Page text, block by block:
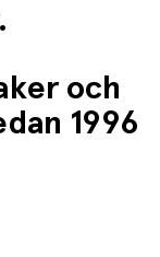
och
1996